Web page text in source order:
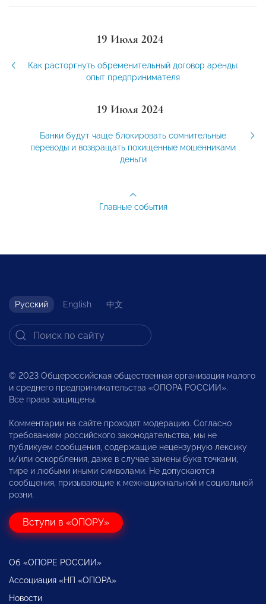
19 Июля 2024
Как расторгнуть обременительный договор аренды:
опыт предпринимателя
19 Июля 2024
Банки будут чаще блокировать сомнительные
переводы и возвращать похищенные мошенниками
деньги
Главные события
Русский English 中文
© 2023 Общероссийская общественная организация малого
и среднего предпринимательства «ОПОРА РОССИИ».
Все права защищены.
Комментарии на сайте проходят модерацию. Согласно
требованиям российского законодательства, мы не
публикуем сообщения, содержащие нецензурную лексику
и/или оскорбления, даже в случае замены букв точками,
тире и любыми иными символами. Не допускаются
сообщения, призывающие к межнациональной и социальной
розни.
Вступи в «ОПОРУ»
Об «ОПОРЕ РОССИИ»
Ассоциация «НП «ОПОРА»
Новости